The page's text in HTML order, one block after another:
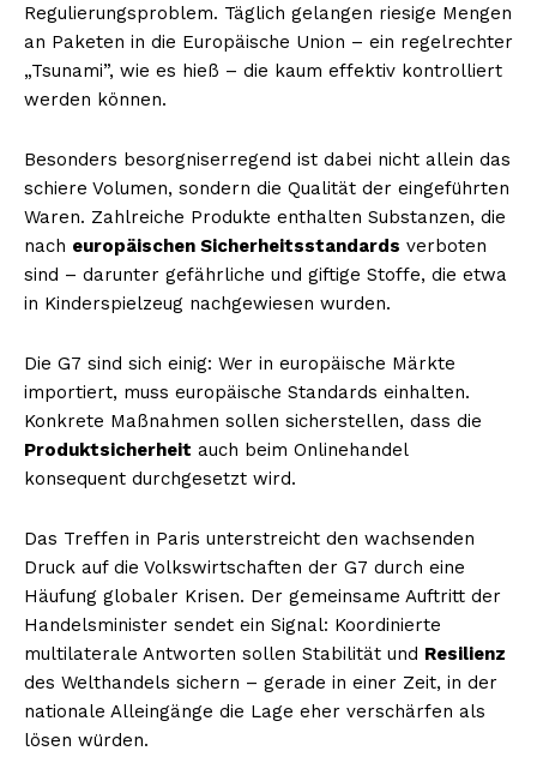
Regulierungsproblem. Täglich gelangen riesige Mengen
an Paketen in die Europäische Union – ein regelrechter
„Tsunami”, wie es hieß – die kaum effektiv kontrolliert
werden können.
Besonders besorgniserregend ist dabei nicht allein das
schiere Volumen, sondern die Qualität der eingeführten
Waren. Zahlreiche Produkte enthalten Substanzen, die
nach europäischen Sicherheitsstandards verboten
sind – darunter gefährliche und giftige Stoffe, die etwa
in Kinderspielzeug nachgewiesen wurden.
Die G7 sind sich einig: Wer in europäische Märkte
importiert, muss europäische Standards einhalten.
Konkrete Maßnahmen sollen sicherstellen, dass die
Produktsicherheit auch beim Onlinehandel
konsequent durchgesetzt wird.
Das Treffen in Paris unterstreicht den wachsenden
Druck auf die Volkswirtschaften der G7 durch eine
Häufung globaler Krisen. Der gemeinsame Auftritt der
Handelsminister sendet ein Signal: Koordinierte
multilaterale Antworten sollen Stabilität und Resilienz
des Welthandels sichern – gerade in einer Zeit, in der
nationale Alleingänge die Lage eher verschärfen als
lösen würden.